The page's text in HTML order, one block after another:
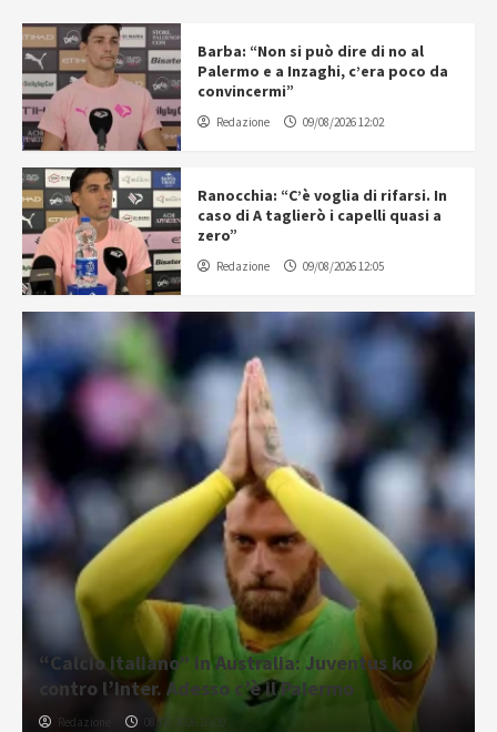
Barba: “Non si può dire di no al
Palermo e a Inzaghi, c’era poco da
convincermi”
Redazione 09/08/2026 12:02
Ranocchia: “C’è voglia di rifarsi. In
caso di A taglierò i capelli quasi a
zero”
Redazione 09/08/2026 12:05
“Calcio italiano” in Australia: Juventus ko
contro l’Inter. Adesso c’è il Palermo
Redazione 08/08/2026 16:09